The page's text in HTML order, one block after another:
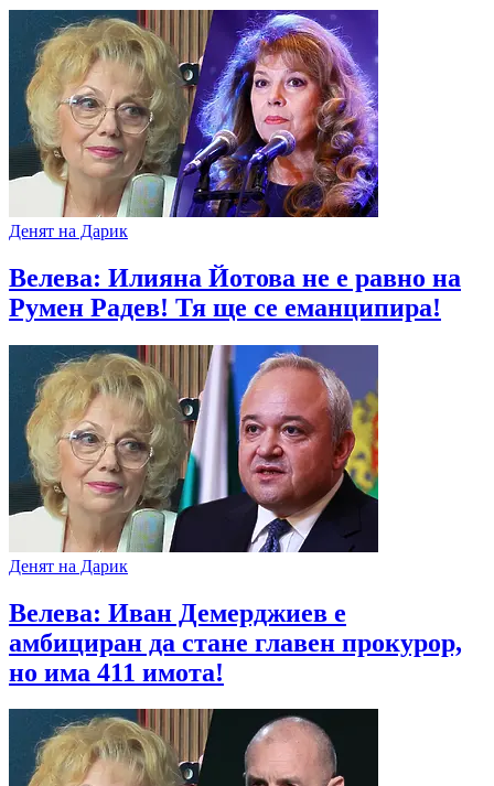
Денят на Дарик
Велева: Илияна Йотова не е равно на
Румен Радев! Тя ще се еманципира!
Денят на Дарик
Велева: Иван Демерджиев е
амбициран да стане главен прокурор,
но има 411 имота!